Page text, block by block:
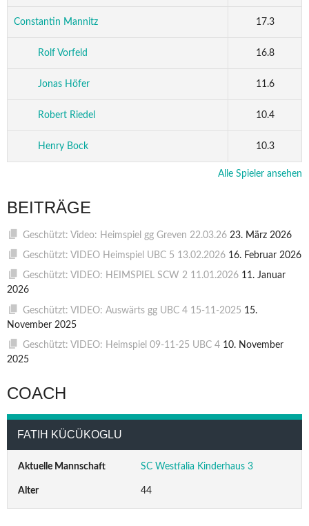
Constantin Mannitz 17.3
Rolf Vorfeld 16.8
Jonas Höfer 11.6
Robert Riedel 10.4
Henry Bock 10.3
Alle Spieler ansehen
BEITRÄGE
Geschützt: Video: Heimspiel gg Greven 22.03.26 23. März 2026
Geschützt: VIDEO Heimspiel UBC 5 13.02.2026 16. Februar 2026
Geschützt: VIDEO: HEIMSPIEL SCW 2 11.01.2026 11. Januar
2026
Geschützt: VIDEO: Auswärts gg UBC 4 15-11-2025 15.
November 2025
Geschützt: VIDEO: Heimspiel 09-11-25 UBC 4 10. November
2025
COACH
FATIH KÜCÜKOGLU
Aktuelle Mannschaft SC Westfalia Kinderhaus 3
Alter 44